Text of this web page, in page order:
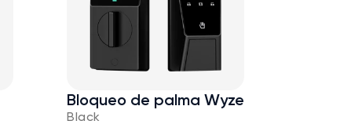
Bloqueo de palma Wyze
Black